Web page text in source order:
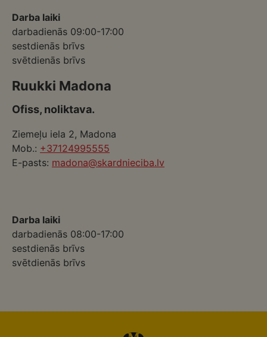
Darba laiki
darbadienās 09:00-17:00
sestdienās brīvs
svētdienās brīvs
Ruukki Madona
Ofiss, noliktava.
Ziemeļu iela 2, Madona
Mob.: +37124995555
E-pasts: madona@skardnieciba.lv
Darba laiki
darbadienās 08:00-17:00
sestdienās brīvs
svētdienās brīvs